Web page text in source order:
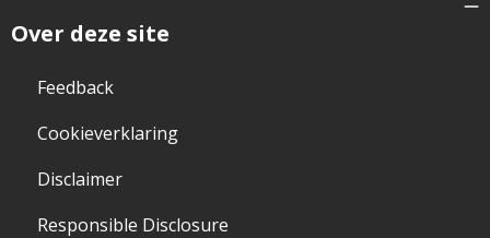
Over deze site
Feedback
Cookieverklaring
Disclaimer
Responsible Disclosure